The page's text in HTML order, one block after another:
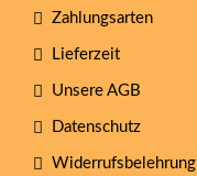
Zahlungsarten
Lieferzeit
Unsere AGB
Datenschutz
Widerrufsbelehrung